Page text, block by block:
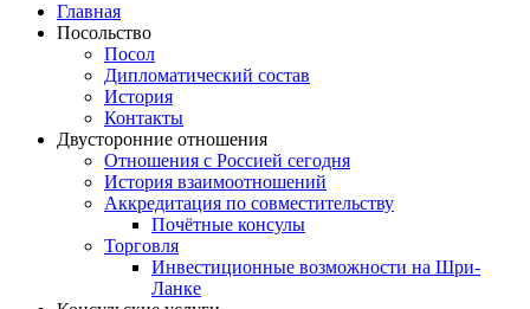
Главная
Посольство
Посол
Дипломатический состав
История
Контакты
Двусторонние отношения
Отношения с Россией сегодня
История взаимоотношений
Аккредитация по совместительству
Почётные консулы
Торговля
Инвестиционные возможности на Шри-
Ланке